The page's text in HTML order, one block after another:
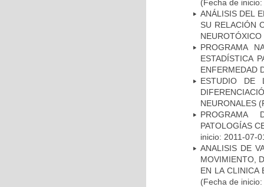
(Fecha de
ANÁLISIS DEL
SU RELACIÓN
NEUROTÓXICO
PROGRAMA
ESTADÍSTICA
ENFERMEDAD
ESTUDIO DE
NEURONALES
PROGRAMA
PATOLOGÍAS
inicio: 2011-07-
ANALISIS DE
MOVIMIENTO,
EN LA CLINICA
(Fecha de